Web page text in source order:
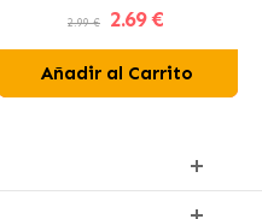
2.99 € 2.69 €
Añadir al Carrito